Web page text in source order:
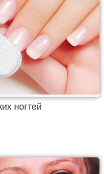
ногтей